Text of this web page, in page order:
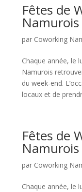
Fêtes de
Namurois
par Coworking
Chaque année, le
Namurois
du week-end.
locaux et de
Fêtes de
Namurois
par Coworking
Chaque année, le